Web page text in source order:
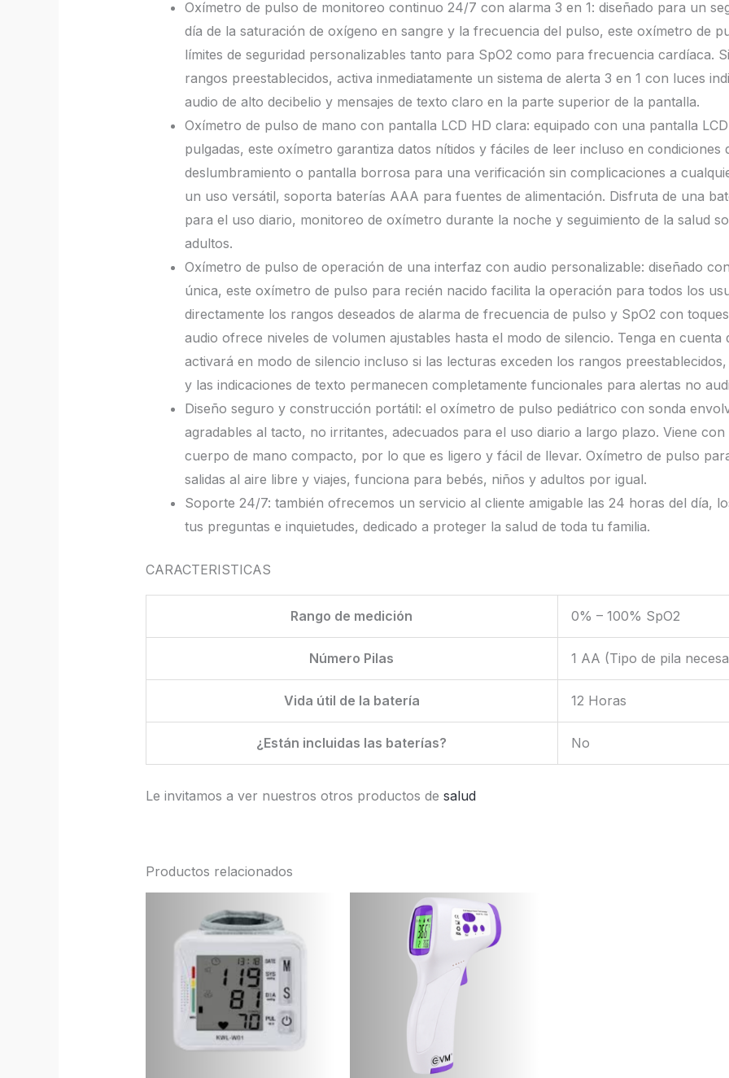
Oxímetro de pulso de monitoreo continuo 24/7 con alarma 3 en 1: diseñado para un
día de la saturación de oxígeno en sangre y la frecuencia del pulso, este oxímetro de
límites de seguridad personalizables tanto para SpO2 como para frecuencia cardíaca.
rangos preestablecidos, activa inmediatamente un sistema de alerta 3 en 1 con luces
audio de alto decibelio y mensajes de texto claro en la parte superior de la pantalla.
Oxímetro de pulso de mano con pantalla LCD HD clara: equipado con una pantalla
pulgadas, este oxímetro garantiza datos nítidos y fáciles de leer incluso en
deslumbramiento o pantalla borrosa para una verificación sin complicaciones a
un uso versátil, soporta baterías AAA para fuentes de alimentación. Disfruta de una
para el uso diario, monitoreo de oxímetro durante la noche y seguimiento de la salud
adultos.
Oxímetro de pulso de operación de una interfaz con audio personalizable: diseñado
única, este oxímetro de pulso para recién nacido facilita la operación para todos los
directamente los rangos deseados de alarma de frecuencia de pulso y SpO2 con
audio ofrece niveles de volumen ajustables hasta el modo de silencio. Tenga en cuenta
activará en modo de silencio incluso si las lecturas exceden los rangos
y las indicaciones de texto permanecen completamente funcionales para alertas no
Diseño seguro y construcción portátil: el oxímetro de pulso pediátrico con sonda
agradables al tacto, no irritantes, adecuados para el uso diario a largo plazo. Viene
cuerpo de mano compacto, por lo que es ligero y fácil de llevar. Oxímetro de pulso
salidas al aire libre y viajes, funciona para bebés, niños y adultos por igual.
Soporte 24/7: también ofrecemos un servicio al cliente amigable las 24 horas del día,
tus preguntas e inquietudes, dedicado a proteger la salud de toda tu familia.
CARACTERISTICAS
Rango de medición 0% – 100% SpO2
Número Pilas 1 AA (Tipo de pila
Vida útil de la batería 12 Horas
¿Están incluidas las baterías? No
Le invitamos a ver nuestros otros productos de salud
Productos relacionados